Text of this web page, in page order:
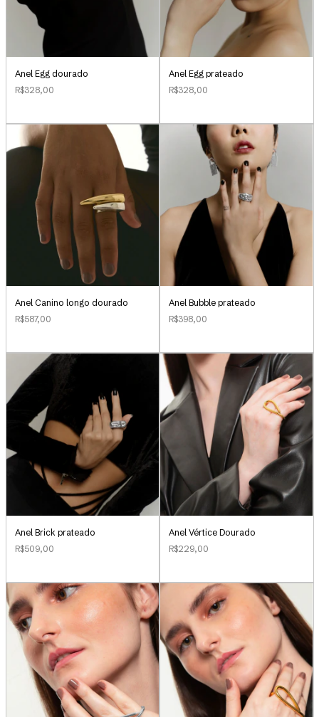
Anel Egg dourado
R$328,00
Anel Egg prateado
R$328,00
Anel Canino longo dourado
R$587,00
Anel Bubble prateado
R$398,00
Anel Brick prateado
R$509,00
Anel Vértice Dourado
R$229,00